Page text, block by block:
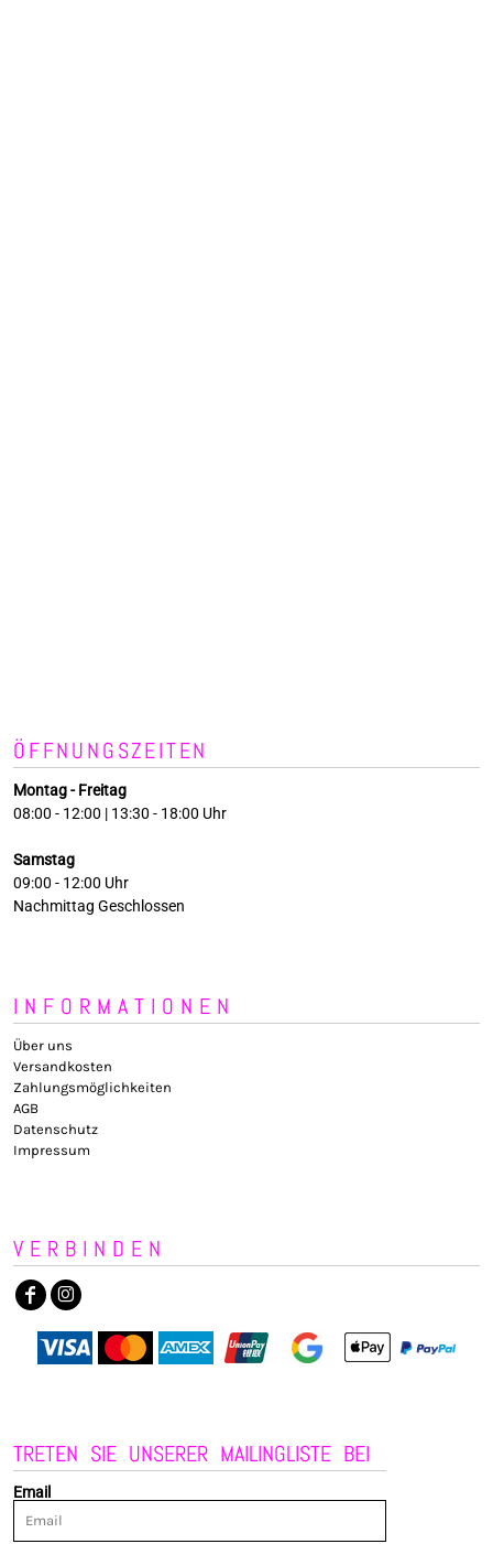
ÖFFNUNGSZEITEN
Montag - Freitag
08:00 - 12:00 | 13:30 - 18:00 Uhr
Samstag
09:00 - 12:00 Uhr
Nachmittag Geschlossen
INFORMATIONEN
Über uns
Versandkosten
Zahlungsmöglichkeiten
AGB
Datenschutz
Impressum
VERBINDEN
TRETEN SIE UNSERER MAILINGLISTE BEI
Email